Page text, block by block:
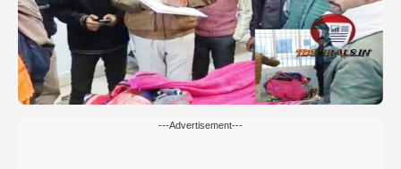
---Advertisement---